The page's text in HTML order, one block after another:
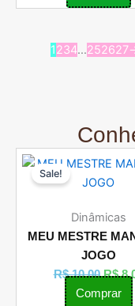
1234…252627
Sale!
Dinâmicas
MEU MESTRE
JOGO
R$10,00
O
preço
era:
R$
R$
Comprar